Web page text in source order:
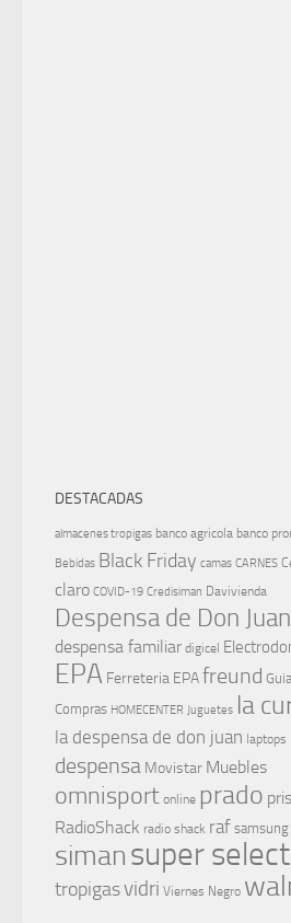
DESTACADAS
almacenes tropigas banco agricola banco
Bebidas Black Friday camas CARNES
claro COVID-19 Credisiman Davivienda
Despensa de Don Juan
despensa familiar digicel
EPA Ferreteria EPAfreund
Compras HOMECENTER Juguetes la
la despensa de don juan laptops
despensa Movistar Muebles
omnisport online prado
RadioShack radio shack raf samsung
simansuper
tropigasvidri Viernes Negro